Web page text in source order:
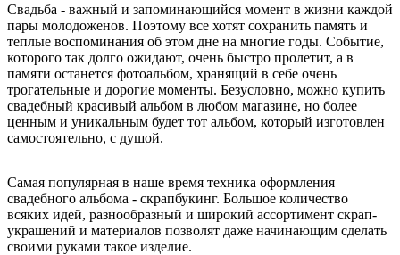
Свадьба - важный и запоминающийся момент в жизни каждой
пары молодоженов. Поэтому все хотят сохранить память и
теплые воспоминания об этом дне на многие годы. Событие,
которого так долго ожидают, очень быстро пролетит, а в
памяти останется фотоальбом, хранящий в себе очень
трогательные и дорогие моменты. Безусловно, можно купить
свадебный красивый альбом в любом магазине, но более
ценным и уникальным будет тот альбом, который изготовлен
самостоятельно, с душой.
Самая популярная в наше время техника оформления
свадебного альбома - скрапбукинг. Большое количество
всяких идей, разнообразный и широкий ассортимент скрап-
украшений и материалов позволят даже начинающим сделать
своими руками такое изделие.